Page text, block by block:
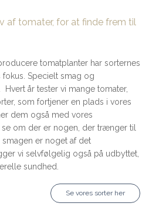
af tomater, for at finde frem til
tomatplanter har sorternes
Specielt smag og
år tester vi mange tomater,
som fortjener en plads i vores
dem også med vores
se om der er nogen, der trænger til
er noget af det
vi selvfølgelig også på udbyttet,
sundhed.
Se vores sorter her